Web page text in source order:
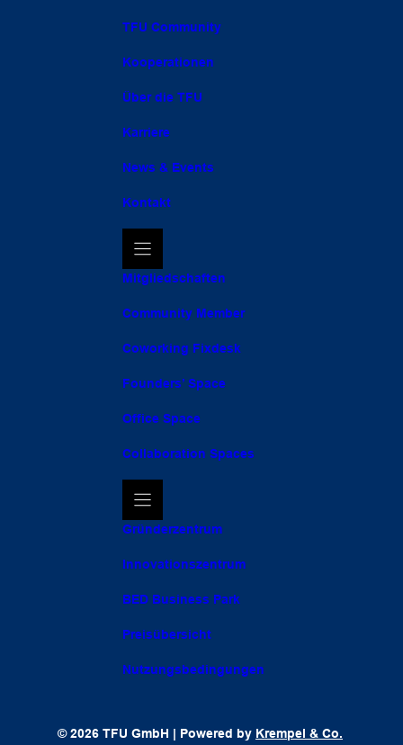
TFU Community
Kooperationen
Über die TFU
Karriere
News & Events
Kontakt
Mitgliedschaften
Community Member
Coworking Fixdesk
Founders’ Space
Office Space
Collaboration Spaces
Gründerzentrum
Innovationszentrum
BED Business Park
Preisübersicht
Nutzungsbedingungen
© 2026 TFU GmbH | Powered by Krempel & Co.